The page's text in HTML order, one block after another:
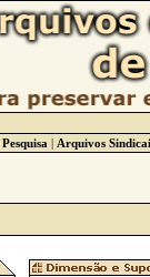
Pesquisa | Arquivos